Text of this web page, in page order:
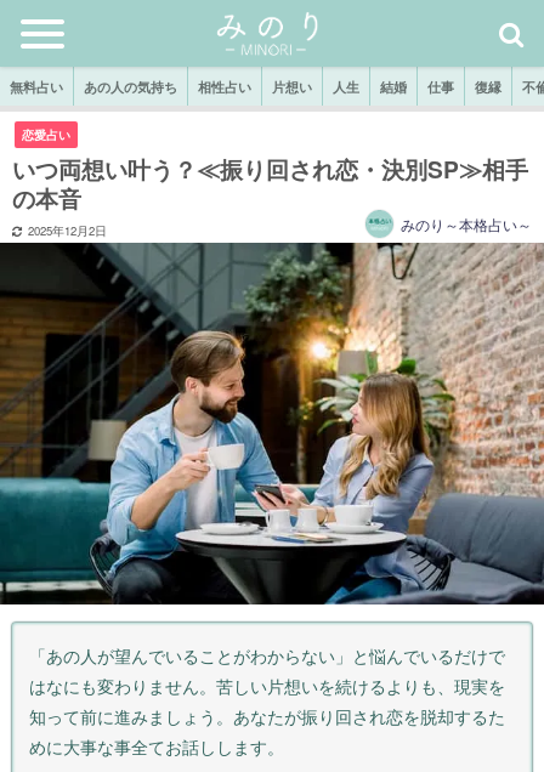
無料占い あの人の気持ち 相性占い 片想い 人生 結婚 仕事 復縁 不
恋愛占い
いつ両想い叶う？≪振り回され恋・決別SP≫相手
の本音
2025年12月2日 みのり～本格占い～
「あの人が望んでいることがわからない」と悩んでいるだけで
はなにも変わりません。苦しい片想いを続けるよりも、現実を
知って前に進みましょう。あなたが振り回され恋を脱却するた
めに大事な事全てお話しします。